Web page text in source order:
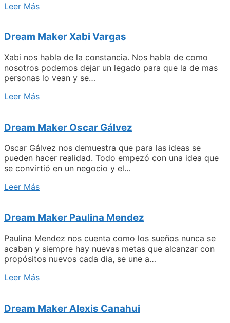
Leer Más
Dream Maker Xabi Vargas
Xabi nos habla de la constancia. Nos habla de como
nosotros podemos dejar un legado para que la de mas
personas lo vean y se…
Leer Más
Dream Maker Oscar Gálvez
Oscar Gálvez nos demuestra que para las ideas se
pueden hacer realidad. Todo empezó con una idea que
se convirtió en un negocio y el…
Leer Más
Dream Maker Paulina Mendez
Paulina Mendez nos cuenta como los sueños nunca se
acaban y siempre hay nuevas metas que alcanzar con
propósitos nuevos cada dia, se une a…
Leer Más
Dream Maker Alexis Canahui